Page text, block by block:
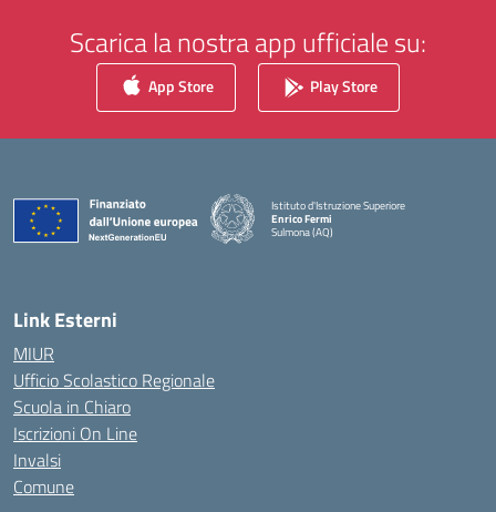
Scarica la nostra app ufficiale su:
App Store Play Store
Istituto d'Istruzione Superiore
Enrico Fermi
Sulmona (AQ)
— Visita la pagina iniziale della scuola
Link Esterni
MIUR
Ufficio Scolastico Regionale
Scuola in Chiaro
Iscrizioni On Line
Invalsi
Comune